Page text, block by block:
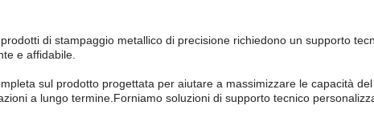
di stampaggio metallico di precisione richiedono un supporto
e affidabile.
sul prodotto progettata per aiutare a massimizzare le capacità
a lungo termine.Forniamo soluzioni di supporto tecnico